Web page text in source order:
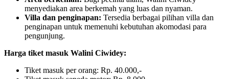
menyediakan area berkemah yang luas dan nyaman.
Villa dan penginapan: Tersedia berbagai pilihan villa dan
penginapan untuk memenuhi kebutuhan akomodasi para
pengunjung.
Harga tiket masuk Walini Ciwidey:
Tiket masuk per orang: Rp. 40.000,-